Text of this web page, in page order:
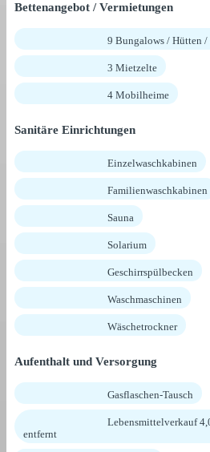
Bettenangebot / Vermietungen
9 Bungalows / Hütten /
3 Mietzelte
4 Mobilheime
Sanitäre Einrichtungen
Einzelwaschkabinen
Familienwaschkabinen
Sauna
Solarium
Geschirrspülbecken
Waschmaschinen
Wäschetrockner
Aufenthalt und Versorgung
Gasflaschen-Tausch
Lebensmittelverkauf
entfernt